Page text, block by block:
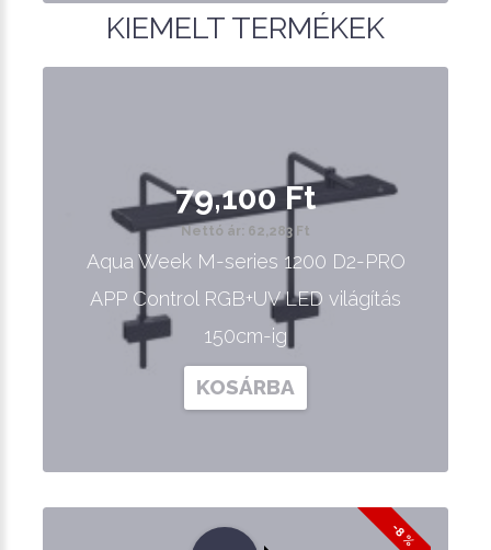
KIEMELT TERMÉKEK
79,100 Ft
Nettó ár: 62,283 Ft
Aqua Week M-series 1200 D2-PRO
APP Control RGB+UV LED világítás
150cm-ig
KOSÁRBA
-8 %